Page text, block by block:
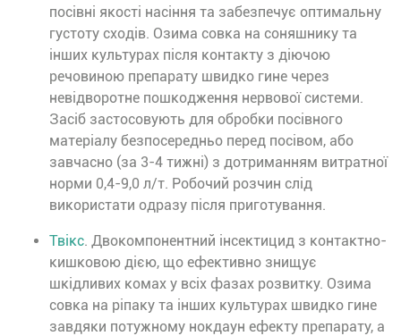
посівні якості насіння та забезпечує оптимальну
густоту сходів. Озима совка на соняшнику та
інших культурах після контакту з діючою
речовиною препарату швидко гине через
невідворотне пошкодження нервової системи.
Засіб застосовують для обробки посівного
матеріалу безпосередньо перед посівом, або
завчасно (за 3-4 тижні) з дотриманням витратної
норми 0,4-9,0 л/т. Робочий розчин слід
використати одразу після приготування.
Твікс. Двокомпонентний інсектицид з контактно-
кишковою дією, що ефективно знищує
шкідливих комах у всіх фазах розвитку. Озима
совка на ріпаку та інших культурах швидко гине
завдяки потужному нокдаун ефекту препарату, а